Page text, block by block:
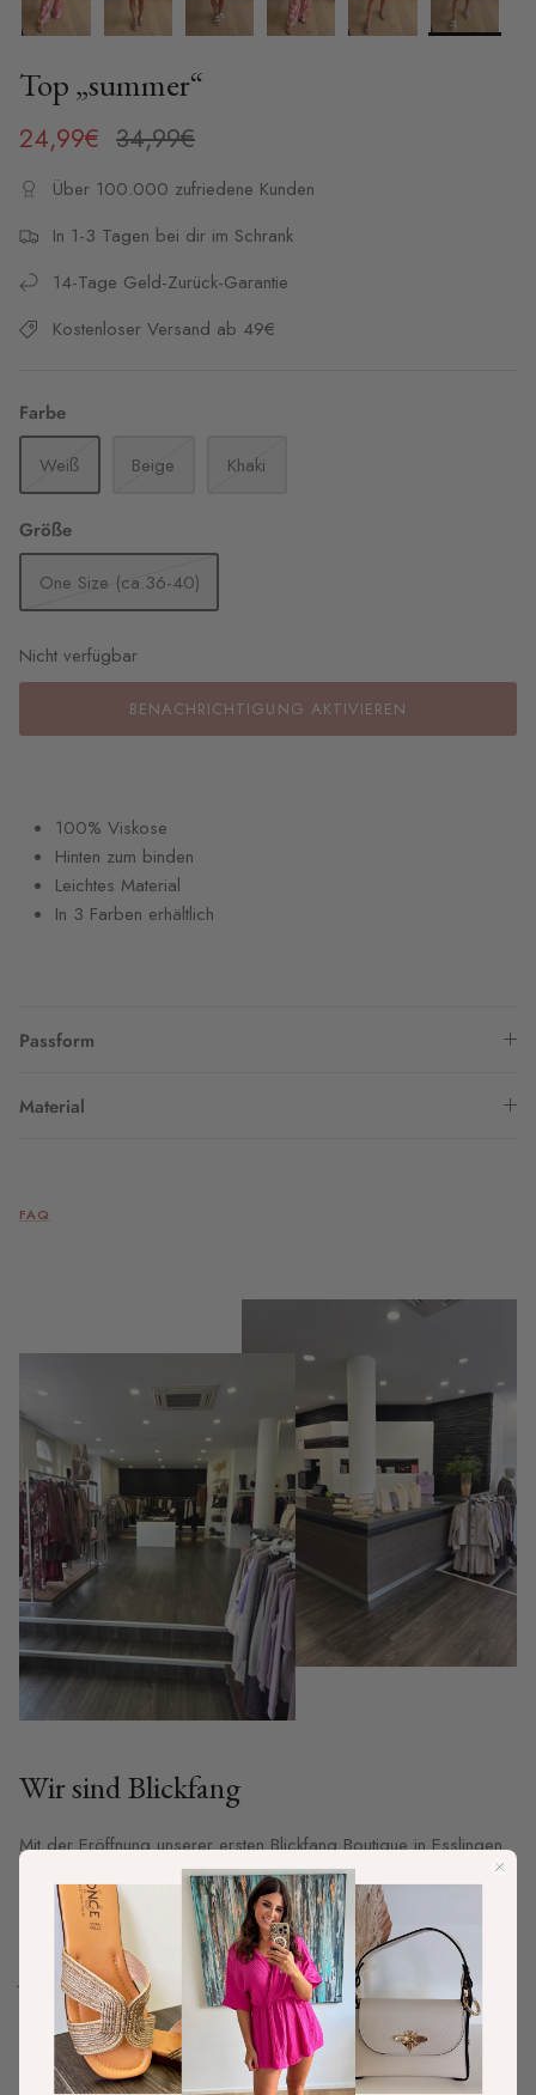
Top „summer“
24,99€ 34,99€
Über 100.000 zufriedene Kunden
In 1-3 Tagen bei dir im Schrank
14-Tage Geld-Zurück-Garantie
Kostenloser Versand ab 49€
Farbe
Weiß
Beige Khaki
Größe
One Size (ca.36-40)
Nicht verfügbar
BENACHRICHTIGUNG AKTIVIEREN
100% Viskose
Hinten zum binden
Leichtes Material
In 3 Farben erhältlich
Passform
Material
FAQ
Wir sind Blickfang
Mit der Eröffnung unserer ersten Blickfang Boutique in Esslingen
erfüllten wir uns einen jahrelangen Traum.
Klar war für uns, dass noch eine zweite Blickfang Boutique in
Stuttgart dazu kommen muss.
Jedes Kleidungsstück, das man bei uns findet, wurde sorgfältig
und mit Liebe ausgesucht.
Neben italienischer Kleidung, die wir direkt in Bella Italia
einkaufen, findet man bei uns auch skandinavische Young